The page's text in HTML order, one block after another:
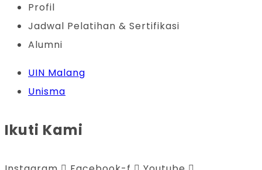
Profil
Jadwal Pelatihan & Sertifikasi
Alumni
UIN Malang
Unisma
Ikuti Kami